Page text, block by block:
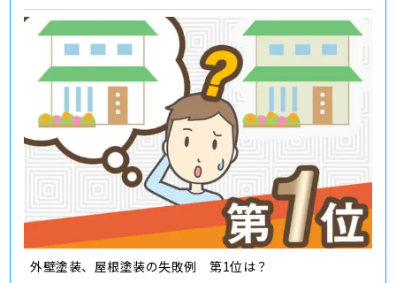
外壁塗装、屋根塗装の失敗例 第1位は？